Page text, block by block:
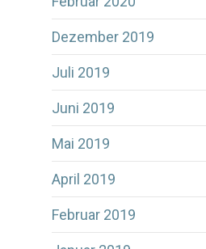
Dezember 2019
Juli 2019
Juni 2019
Mai 2019
April 2019
Februar 2019